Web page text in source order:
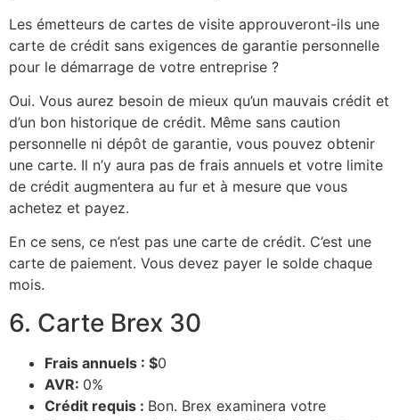
Les émetteurs de cartes de visite approuveront-ils une
carte de crédit sans exigences de garantie personnelle
pour le démarrage de votre entreprise ?
Oui. Vous aurez besoin de mieux qu’un mauvais crédit et
d’un bon historique de crédit. Même sans caution
personnelle ni dépôt de garantie, vous pouvez obtenir
une carte. Il n’y aura pas de frais annuels et votre limite
de crédit augmentera au fur et à mesure que vous
achetez et payez.
En ce sens, ce n’est pas une carte de crédit. C’est une
carte de paiement. Vous devez payer le solde chaque
mois.
6. Carte Brex 30
Frais annuels : $0
AVR: 0%
Crédit requis : Bon. Brex examinera votre